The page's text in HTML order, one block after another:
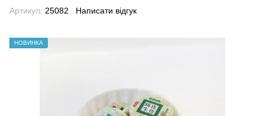
Артикул: 25082 Написати відгук
НОВИНКА